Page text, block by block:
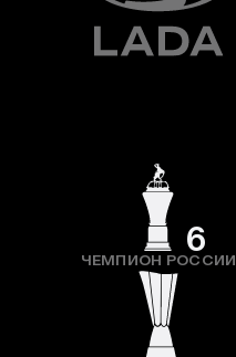
6
ЧЕМПИОН РОССИИ